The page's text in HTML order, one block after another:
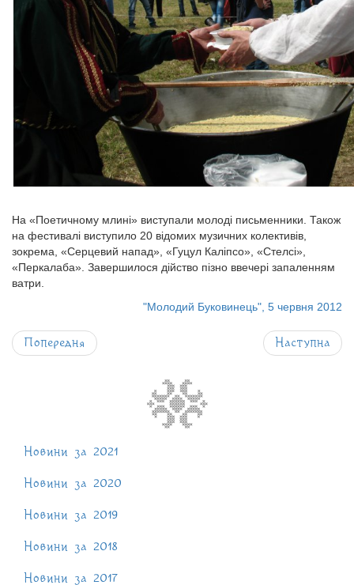
На «Поетичному млині» виступали молоді письменники. Також
на фестивалі виступило 20 відомих музичних колективів,
зокрема, «Серцевий напад», «Гуцул Каліпсо», «Стелсі»,
«Перкалаба». Завершилося дійство пізно ввечері запаленням
ватри.
"Молодий Буковинець", 5 червня 2012
Попередня Наступна
Новини за 2021
Новини за 2020
Новини за 2019
Новини за 2018
Новини за 2017